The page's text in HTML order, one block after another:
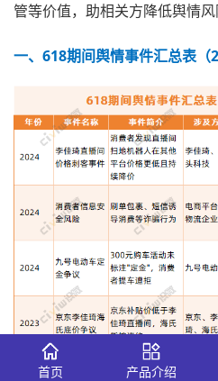
管等价值，助相关方降低舆情风
一、 618期间舆情事件汇总表（
首页 产品介绍